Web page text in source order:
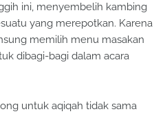
yang merepotkan. Karena
memilih menu masakan
dibagi-bagi dalam acara
laki. Bila aqiqah bayi